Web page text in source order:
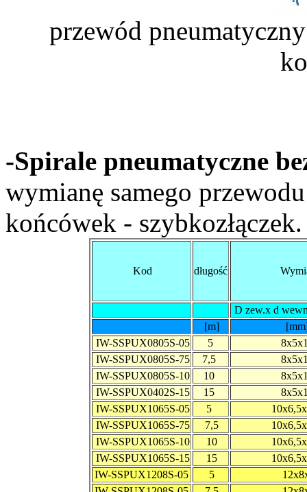
przewód
-Spirale pneumatyczne
wymianę samego
końcówek - szybkozłączek.
Kod długość
D zew.x d
[m]
IW-SSPUX0805S-05
5
IW-SSPUX0805S-75
7,5
IW-SSPUX0805S-10
10
IW-SSPUX0402S-15
15
IW-SSPUX1065S-05
5
IW-SSPUX1065S-75
7,5
IW-SSPUX1065S-10
10
IW-SSPUX1065S-15
15
IW-SSPUX1208S-05
5